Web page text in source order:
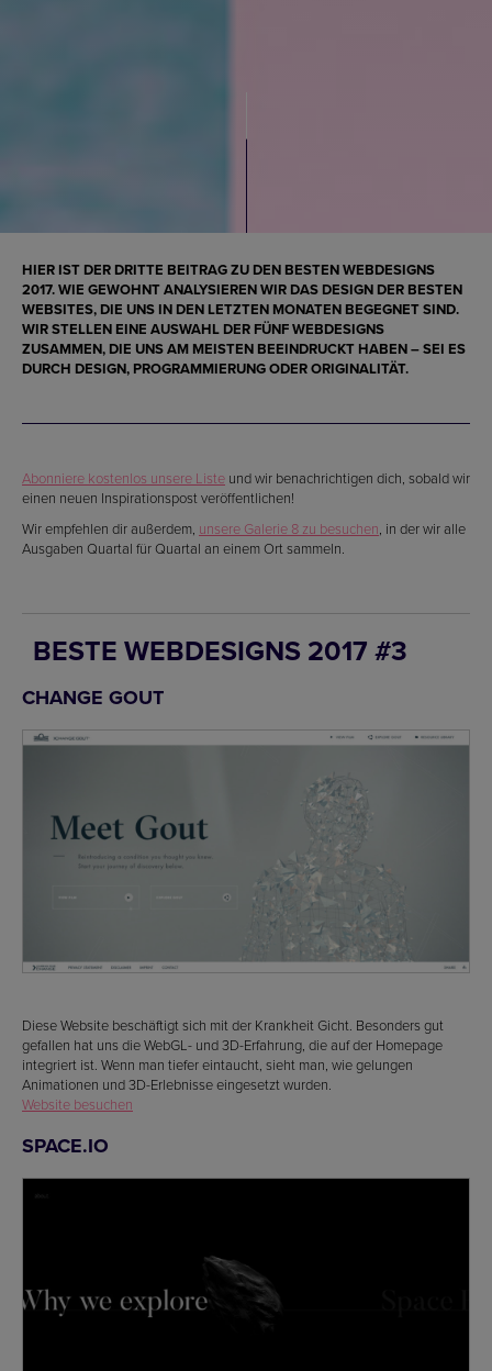
HIER IST DER DRITTE BEITRAG ZU DEN BESTEN WEBDESIGNS
2017. WIE GEWOHNT ANALYSIEREN WIR DAS DESIGN DER BESTEN
WEBSITES, DIE UNS IN DEN LETZTEN MONATEN BEGEGNET SIND.
WIR STELLEN EINE AUSWAHL DER FÜNFWEBDESIGNS
ZUSAMMEN, DIE UNS AM MEISTEN BEEINDRUCKT HABEN – SEI ES
DURCH DESIGN, PROGRAMMIERUNGODER ORIGINALITÄT.
Abonniere kostenlos unsere Liste und wir benachrichtigen dich, sobald wir
einen neuen Inspirationspost veröffentlichen!
Wir empfehlen dir außerdem, unsere Galerie 8 zu besuchen , in der wir alle
Ausgaben Quartal für Quartal an einem Ort sammeln.
BESTE WEBDESIGNS 2017 #3
CHANGE GOUT
Diese Website beschäftigt sich mit der Krankheit Gicht. Besonders gut
gefallen hat uns die WebGL- und 3D-Erfahrung, die auf der Homepage
integriert ist. Wenn man tiefer eintaucht, sieht man, wie gelungen
Animationen und 3D-Erlebnisse eingesetzt wurden.
Website besuchen
SPACE.IO